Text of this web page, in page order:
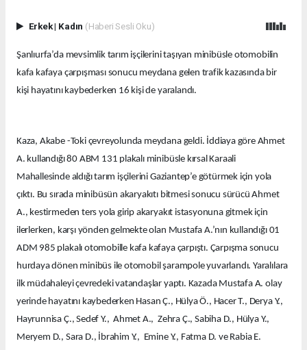
Erkek| Kadın (Haberi Sesli Oku)
Şanlıurfa’da mevsimlik tarım işçilerini taşıyan minibüsle otomobilin
kafa kafaya çarpışması sonucu meydana gelen trafik kazasında bir
kişi hayatını kaybederken 16 kişi de yaralandı.
Kaza, Akabe -Toki çevreyolunda meydana geldi. İddiaya göre Ahmet
A. kullandığı 80 ABM 131 plakalı minibüsle kırsal Karaali
Mahallesinde aldığı tarım işçilerini Gaziantep’e götürmek için yola
çıktı. Bu sırada minibüsün akaryakıtı bitmesi sonucu sürücü Ahmet
A., kestirmeden ters yola girip akaryakıt istasyonuna gitmek için
ilerlerken, karşı yönden gelmekte olan Mustafa A.’nın kullandığı 01
ADM 985 plakalı otomobille kafa kafaya çarpıştı. Çarpışma sonucu
hurdaya dönen minibüs ile otomobil şarampole yuvarlandı. Yaralılara
ilk müdahaleyi çevredeki vatandaşlar yaptı. Kazada Mustafa A. olay
yerinde hayatını kaybederken Hasan Ç., Hülya Ö., Hacer T., Derya Y.,
Hayrunnisa Ç., Sedef Y., Ahmet A., Zehra Ç., Sabiha D., Hülya Y.,
Meryem D., Sara D., İbrahim Y., Emine Y., Fatma D. ve Rabia E.